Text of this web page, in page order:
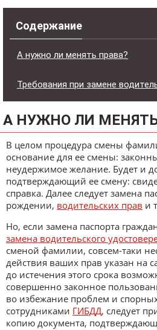
Содержание
А нужно ли менять права?
Требования при замене
А НУЖНО ЛИ
В целом процедура смены
основание для ее смены:
неудержимое желание. Будет и
подтверждающий ее смену:
справка. Далее следует замена
рождении, водительских прав и
Но, если замена паспорта
замена водительского
сменой фамилии, совсем-таки
действия ваших прав указан на
до истечения этого срока
совершенно законное
во избежание проблем и
сотрудниками ГИБДД, следует
копию документа,